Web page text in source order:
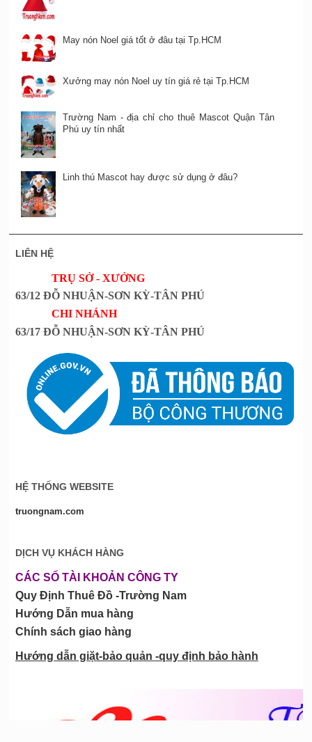
May nón Noel giá tốt ở đâu tại Tp.HCM
Xưởng may nón Noel uy tín giá rẻ tại Tp.HCM
Trường Nam - địa chỉ cho thuê Mascot Quận Tân
Phú uy tín nhất
Linh thú Mascot hay được sử dụng ở đâu?
LIÊN HỆ
TRỤ SỞ - XƯỞNG
63/12 ĐỖ NHUẬN-SƠN KỲ-TÂN PHÚ
CHI NHÁNH
63/17 ĐỖ NHUẬN-SƠN KỲ-TÂN PHÚ
HỆ THỐNG WEBSITE
truongnam.com
DỊCH VỤ KHÁCH HÀNG
CÁC SỐ TÀI KHOẢN CÔNG TY
Quy Định Thuê Đồ -Trường Nam
Hướng Dẫn mua hàng
Chính sách giao hàng
Hướng dẫn giặt-bảo quản -quy định bảo hành